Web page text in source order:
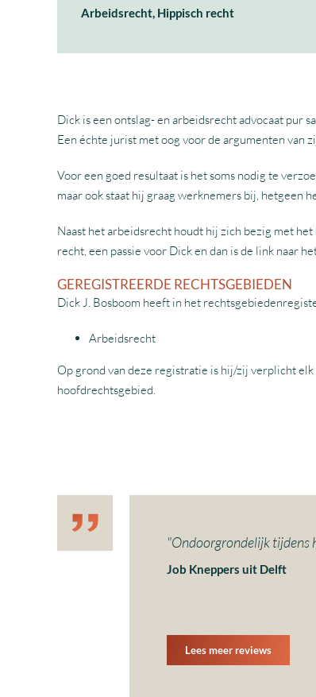
Arbeidsrecht, Hippisch recht
Dick is een ontslag- en arbeidsrecht advocaat pur
Een échte jurist met oog voor de argumenten van
Voor een goed resultaat is het soms nodig te
maar ook staat hij graag werknemers bij, hetgeen
Naast het arbeidsrecht houdt hij zich bezig met
recht, een passie voor Dick en dan is de link naar
GEREGISTREERDE RECHTSGEBIEDEN
Dick J. Bosboom heeft in het
Arbeidsrecht
Op grond van deze registratie is hij/zij verplicht
hoofdrechtsgebied.
"Ondoorgrondelijk tijdens
Job Kneppers uit Delft
Lees meer reviews